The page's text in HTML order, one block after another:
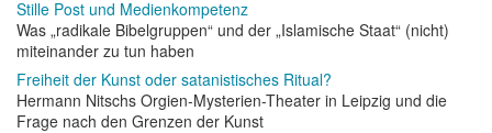
Stille Post und Medienkompetenz
Was „radikale Bibelgruppen“ und der „Islamische Staat“ (nicht)
miteinander zu tun haben
Freiheit der Kunst oder satanistisches Ritual?
Hermann Nitschs Orgien-Mysterien-Theater in Leipzig und die
Frage nach den Grenzen der Kunst